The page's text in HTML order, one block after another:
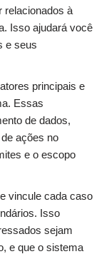
relacionados à
Isso ajudará você
e seus
principais e
Essas
de dados,
ações no
e o escopo
vincule cada caso
Isso
sejam
e que o sistema